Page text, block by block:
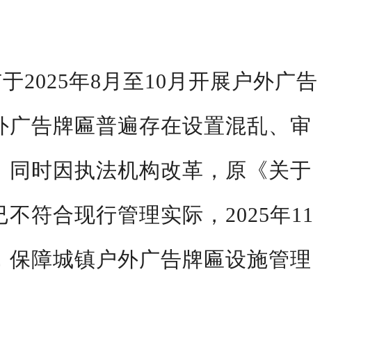
2025年8 月至10 月开展户外广告
告牌匾普遍存在设置混乱、审
时因执法机构改革，原《关于
符合现行管理实际， 2025年11
障城镇户外广告牌匾设施管理